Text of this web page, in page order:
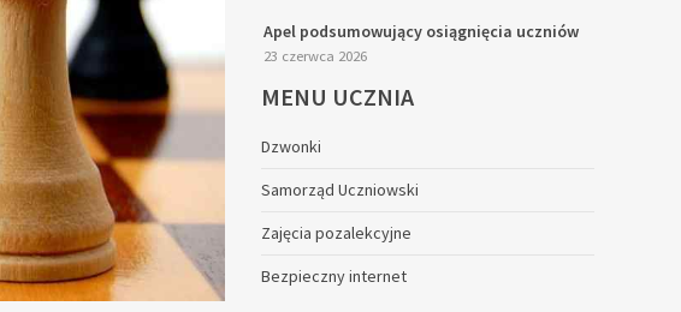
Apel podsumowujący osiągnięcia uczniów
23 czerwca 2026
MENU UCZNIA
Dzwonki
Samorząd Uczniowski
Zajęcia pozalekcyjne
Bezpieczny internet